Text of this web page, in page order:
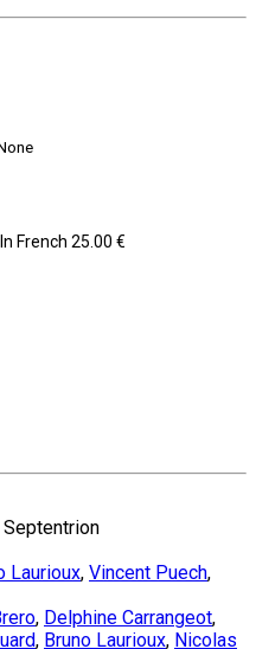
French 25.00 €
Laurioux, Vincent Puech,
, Delphine Carrangeot,
, Bruno Laurioux, Nicolas